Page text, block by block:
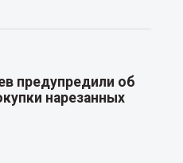
предупредили об
нарезанных